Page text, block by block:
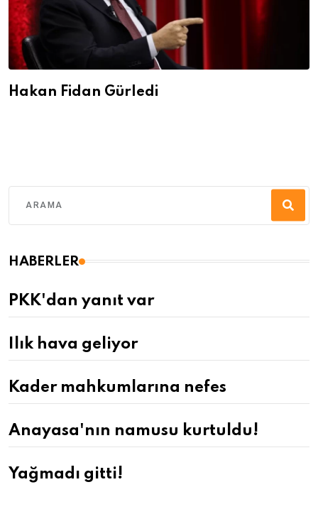
Hakan Fidan Gürledi
HABERLER
PKK'dan yanıt var
Ilık hava geliyor
Kader mahkumlarına nefes
Anayasa'nın namusu kurtuldu!
Yağmadı gitti!